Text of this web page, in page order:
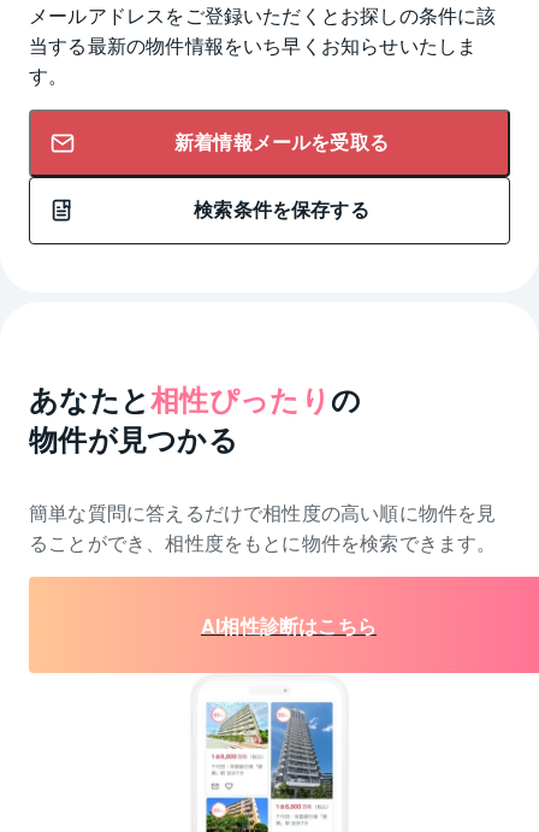
メールアドレスをご登録いただくとお探しの条件に該
当する最新の物件情報をいち早くお知らせいたしま
す。
新着情報メールを受取る
検索条件を保存する
あなたと相性ぴったり の
物件が見つかる
簡単な質問に答えるだけで相性度の高い順に物件を 見
ることができ、相性度をもとに物件を検索できます。
AI相性診断はこちら